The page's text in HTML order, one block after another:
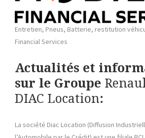
Entretien, Pneus, Batterie, restitution
Financial Services
Actualités et
sur le Groupe
DIAC Location:
La société Diac Location (Diffusion